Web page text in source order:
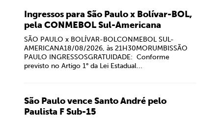
Ingressos para São Paulo x Bolívar-BOL,
pela CONMEBOL Sul-Americana
SÃO PAULO x BOLÍVAR-BOLCONMEBOL SUL-
AMERICANA18/08/2026, às 21H30MORUMBISSÃO
PAULO INGRESSOSGRATUIDADE: Conforme
previsto no Artigo 1° da Lei Estadual...
São Paulo vence Santo André pelo
Paulista F Sub-15